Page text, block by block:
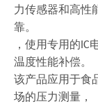
力传感器和高性
靠。
， 使用专用的 IC
温度性能补偿。
该产品应用于食
场的压力测量，